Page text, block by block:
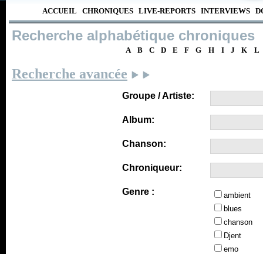
ACCUEIL CHRONIQUES LIVE-REPORTS INTERVIEWS
Recherche alphabétique chroniques
A B C D E F G H I J K L
Recherche avancée
Groupe / Artiste:
Album:
Chanson:
Chroniqueur:
Genre :
ambient
blues
chanson
Djent
emo